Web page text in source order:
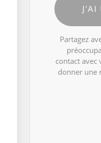
J'AI
Partagez
contact avec
donner une